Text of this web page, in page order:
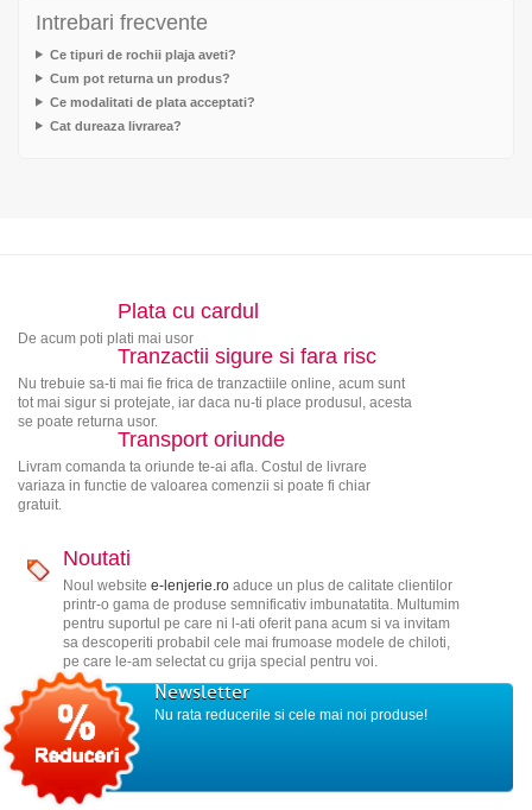
Intrebari frecvente
Ce tipuri de rochii plaja aveti?
Cum pot returna un produs?
Ce modalitati de plata acceptati?
Cat dureaza livrarea?
Plata cu cardul
De acum poti plati mai usor
Tranzactii sigure si fara risc
Nu trebuie sa-ti mai fie frica de tranzactiile online, acum sunt
tot mai sigur si protejate, iar daca nu-ti place produsul, acesta
se poate returna usor.
Transport oriunde
Livram comanda ta oriunde te-ai afla. Costul de livrare
variaza in functie de valoarea comenzii si poate fi chiar
gratuit.
Noutati
Noul website e-lenjerie.roaduce un plus de calitate clientilor
printr-o gama de produse semnificativ imbunatatita. Multumim
pentru suportul pe care ni l-ati oferit pana acum si va invitam
sa descoperiti probabil cele mai frumoase modele de chiloti,
pe care le-am selectat cu grija special pentru voi.
Newsletter
Nu rata reducerile si cele mai noi produse!